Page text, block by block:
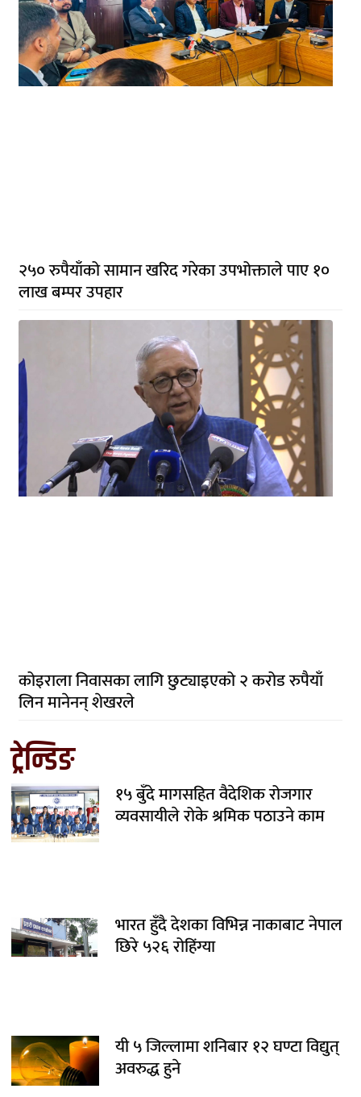
२५० रुपैयाँको सामान खरिद गरेका उपभोक्ताले पाए १०
लाख बम्पर उपहार
कोइराला निवासका लागि छुट्याइएको २ करोड रुपैयाँ
लिन मानेनन् शेखरले
ट्रेन्डिङ
१५ बुँदे मागसहित वैदेशिक रोजगार
व्यवसायीले रोके श्रमिक पठाउने काम
भारत हुँदै देशका विभिन्न नाकाबाट नेपाल
छिरे ५२६ रोहिंग्या
यी ५ जिल्लामा शनिबार १२ घण्टा विद्युत्
अवरुद्ध हुने